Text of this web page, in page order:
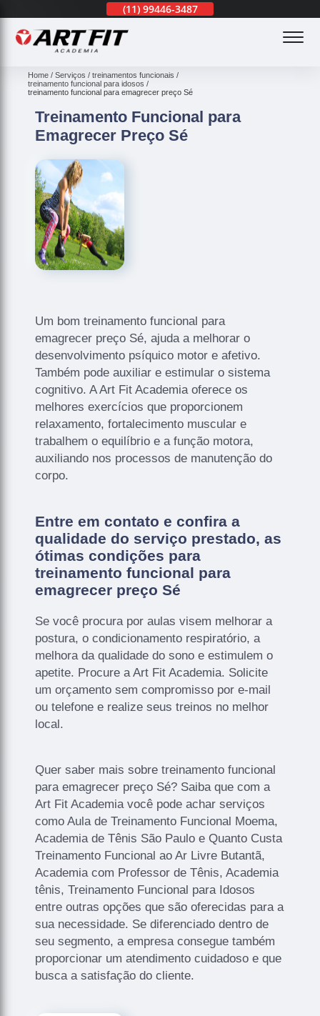
(11) 99446-3487 (11)
Home Serviços
treinamentos funcionais
treinamento funcional para idosos
treinamento funcional para emagrecer preço Sé
Treinamento Funcional para
Emagrecer Preço Sé
Um bom treinamento funcional para
emagrecer preço Sé, ajuda a melhorar o
desenvolvimento psíquico motor e afetivo.
Também pode auxiliar e estimular o sistema
cognitivo. A Art Fit Academia oferece os
melhores exercícios que proporcionem
relaxamento, fortalecimento muscular e
trabalhem o equilíbrio e a função motora,
auxiliando nos processos de manutenção do
corpo.
Entre em contato e confira a
qualidade do serviço prestado, as
ótimas condições para
treinamento funcional para
emagrecer preço Sé
Se você procura por aulas visem melhorar a
postura, o condicionamento respiratório, a
melhora da qualidade do sono e estimulem o
apetite. Procure a Art Fit Academia. Solicite
um orçamento sem compromisso por e-mail
ou telefone e realize seus treinos no melhor
local.
Quer saber mais sobre treinamento funcional
para emagrecer preço Sé? Saiba que com a
Art Fit Academia você pode achar serviços
como Aula de Treinamento Funcional Moema,
Academia de Tênis São Paulo e Quanto Custa
Treinamento Funcional ao Ar Livre Butantã,
Academia com Professor de Tênis, Academia
tênis, Treinamento Funcional para Idosos
entre outras opções que são oferecidas para a
sua necessidade. Se diferenciado dentro de
seu segmento, a empresa consegue também
proporcionar um atendimento cuidadoso e que
busca a satisfação do cliente.